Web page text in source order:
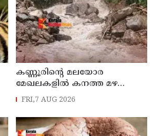
കണ്ണൂരിൻ്റെ മലയോര
മേഖലകളിൽ കനത്ത മഴ
തുടരുന്നു : ഉദയഗിരിയിൽ ഉരുൾ
FRI,7 AUG 2026